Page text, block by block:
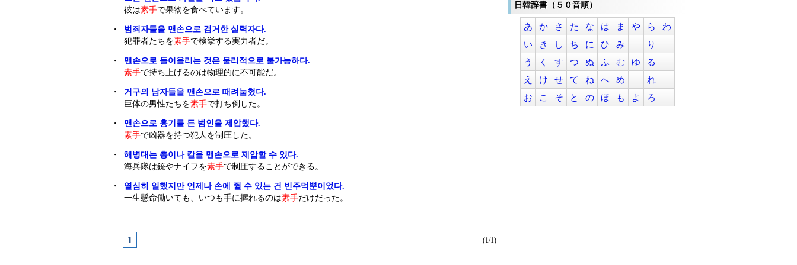
彼は素手で果物を食べています。
・
범죄자들을 맨손으로 검거한 실력자다.
犯罪者たちを素手で検挙する実力者だ。
・
맨손으로 들어올리는 것은 물리적으로 불가능하다.
素手で持ち上げるのは物理的に不可能だ。
・
거구의 남자들을 맨손으로 때려눕혔다.
巨体の男性たちを素手で打ち倒した。
・
맨손으로 흉기를 든 범인을 제압했다.
素手で凶器を持つ犯人を制圧した。
・
해병대는 총이나 칼을 맨손으로 제압할 수 있다.
海兵隊は銃やナイフを素手で制圧することができる。
・
열심히 일했지만 언제나 손에 쥘 수 있는 건 빈주먹뿐이었다.
一生懸命働いても、いつも手に握れるのは素手だけだった。
1 (1/1)
日韓辞書（５０音順）
あ か さ た な は ま や ら
わ
い
き し ち に ひ み
り
う
く す つ ぬ ふ む ゆ
る
え
け せ て ね へ め
れ
お
こ そ と の ほ も よ ろ